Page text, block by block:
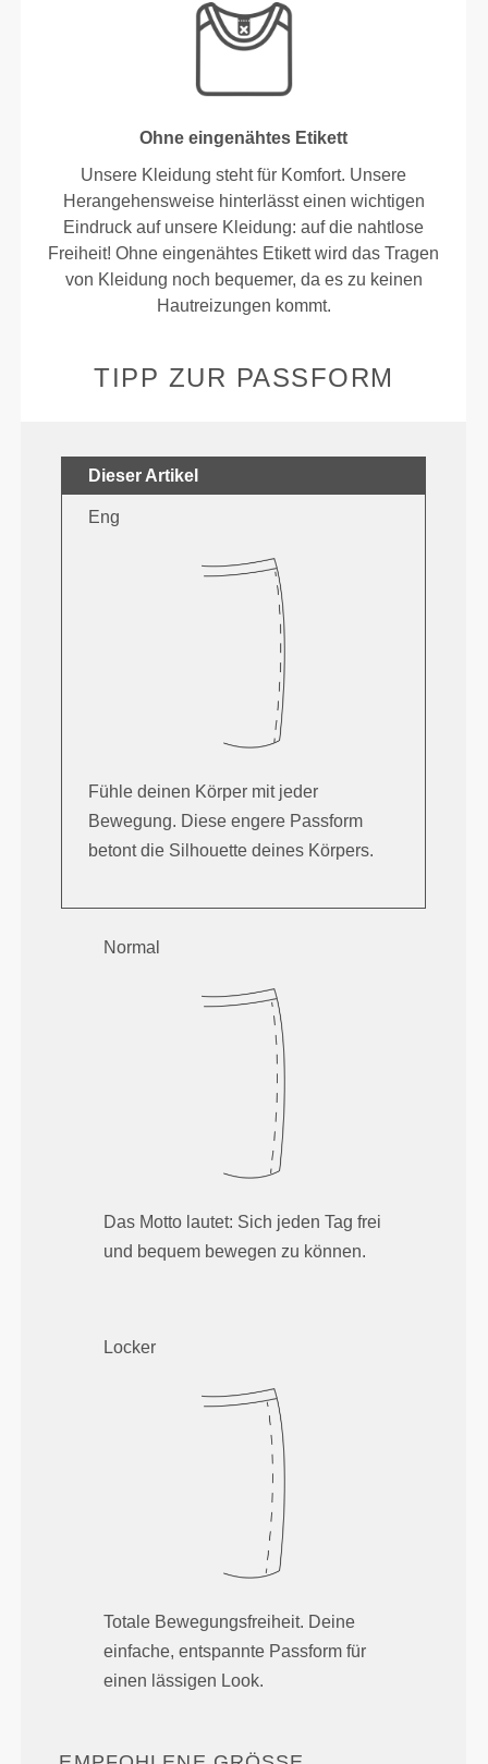
Ohne eingenähtes Etikett
Unsere Kleidung steht für Komfort. Unsere
Herangehensweise hinterlässt einen wichtigen
Eindruck auf unsere Kleidung: auf die nahtlose
Freiheit! Ohne eingenähtes Etikett wird das Tragen
von Kleidung noch bequemer, da es zu keinen
Hautreizungen kommt.
TIPP ZUR PASSFORM
Dieser Artikel
Eng
Fühle deinen Körper mit jeder
Bewegung. Diese engere Passform
betont die Silhouette deines Körpers.
Normal
Das Motto lautet: Sich jeden Tag frei
und bequem bewegen zu können.
Locker
Totale Bewegungsfreiheit. Deine
einfache, entspannte Passform für
einen lässigen Look.